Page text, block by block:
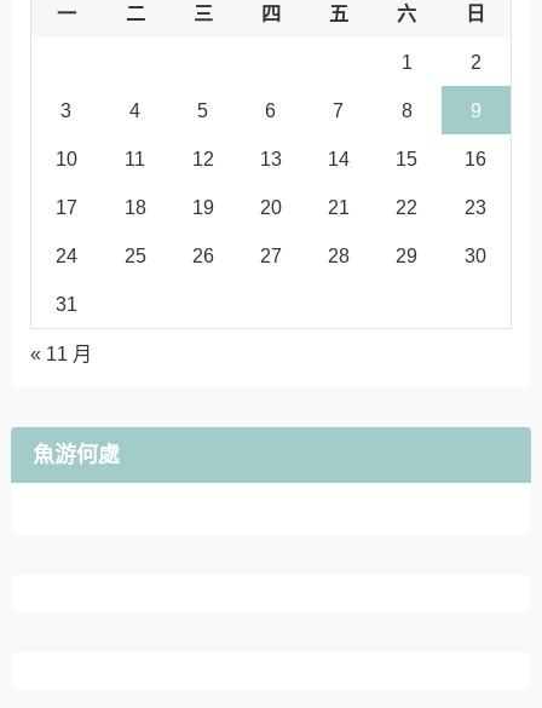
一 二 三 四 五 六 日
1 2
3 4 5 6 7 8 9
10 11 12 13 14 15 16
17 18 19 20 21 22 23
24 25 26 27 28 29 30
31
« 11 月
魚游何處